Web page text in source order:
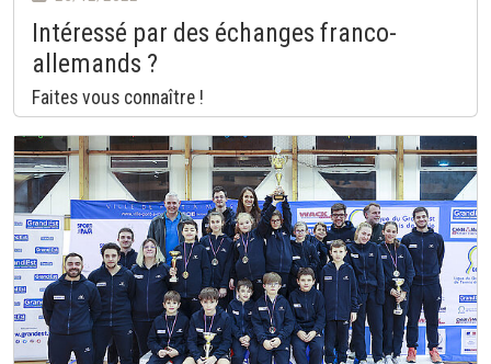
Intéressé par des échanges franco-
allemands ?
Faites vous connaître !